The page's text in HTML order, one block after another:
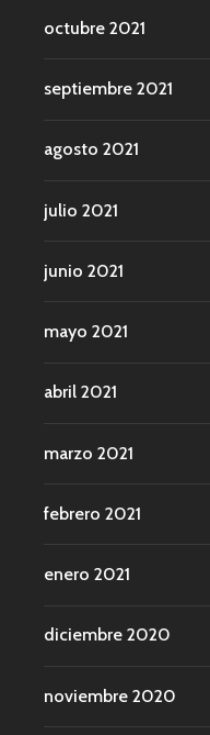
octubre 2021
septiembre 2021
agosto 2021
julio 2021
junio 2021
mayo 2021
abril 2021
marzo 2021
febrero 2021
enero 2021
diciembre 2020
noviembre 2020